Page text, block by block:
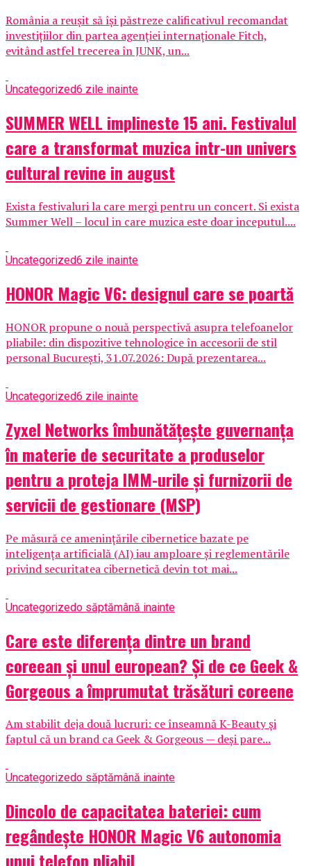
România a reușit să își păstreze calificativul recomandat
investițiilor din partea agenției internaționale Fitch,
evitând astfel trecerea în JUNK, un...
Uncategorized6 zile inainte
SUMMER WELL implineste 15 ani. Festivalul
care a transformat muzica intr-un univers
cultural revine in august
Exista festivaluri la care mergi pentru un concert. Si exista
Summer Well – locul in care muzica este doar inceputul....
Uncategorized6 zile inainte
HONOR Magic V6: designul care se poartă
HONOR propune o nouă perspectivă asupra telefoanelor
pliabile: din dispozitive tehnologice în accesorii de stil
personal București, 31.07.2026: După prezentarea...
Uncategorized6 zile inainte
Zyxel Networks îmbunătățește guvernanța
în materie de securitate a produselor
pentru a proteja IMM-urile și furnizorii de
servicii de gestionare (MSP)
Pe măsură ce amenințările cibernetice bazate pe
inteligența artificială (AI) iau amploare și reglementările
privind securitatea cibernetică devin tot mai...
Uncategorizedo săptămână inainte
Care este diferența dintre un brand
coreean și unul european? Și de ce Geek &
Gorgeous a împrumutat trăsături coreene
Am stabilit deja două lucruri: ce înseamnă K-Beauty și
faptul că un brand ca Geek & Gorgeous — deși pare...
Uncategorizedo săptămână inainte
Dincolo de capacitatea bateriei: cum
regândește HONOR Magic V6 autonomia
unui telefon pliabil